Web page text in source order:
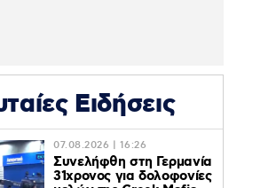
Ειδήσεις
07.08.2026 | 16:26
Συνελήφθη στη Γερμανία
31χρονος για δολοφονίες